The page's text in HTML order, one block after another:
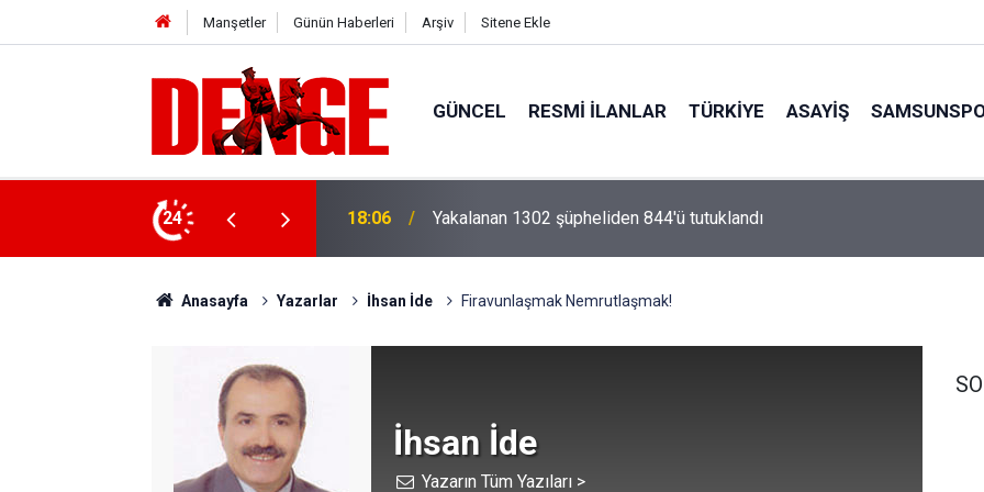
Manşetler Günün Haberleri Arşiv Sitene Ekle
GÜNCEL RESMI İLANLAR TÜRKİYE ASAYİŞ
24 18:00 Tramvay kazasına müdahale tatbikatı yapıldı
Anasayfa Yazarlar İhsan İde Firavunlaşmak Nemrutlaşmak!
İhsan İde
Yazarın Tüm Yazıları >